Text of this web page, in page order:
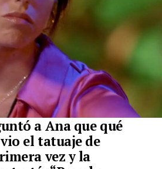
a Ana que qué
el tatuaje de
vez y la